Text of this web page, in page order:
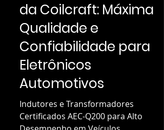
Componentes
Indutivos AEC-Q200
da Coilcraft: Máxima
Qualidade e
Confiabilidade para
Eletrônicos
Automotivos